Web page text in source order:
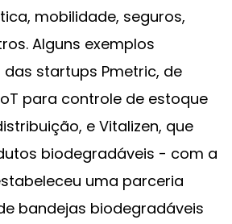
mobilidade, seguros,
Alguns exemplos
startups Pmetric, de
para controle de estoque
e Vitalizen, que
biodegradáveis - com a
uma parceria
bandejas biodegradáveis